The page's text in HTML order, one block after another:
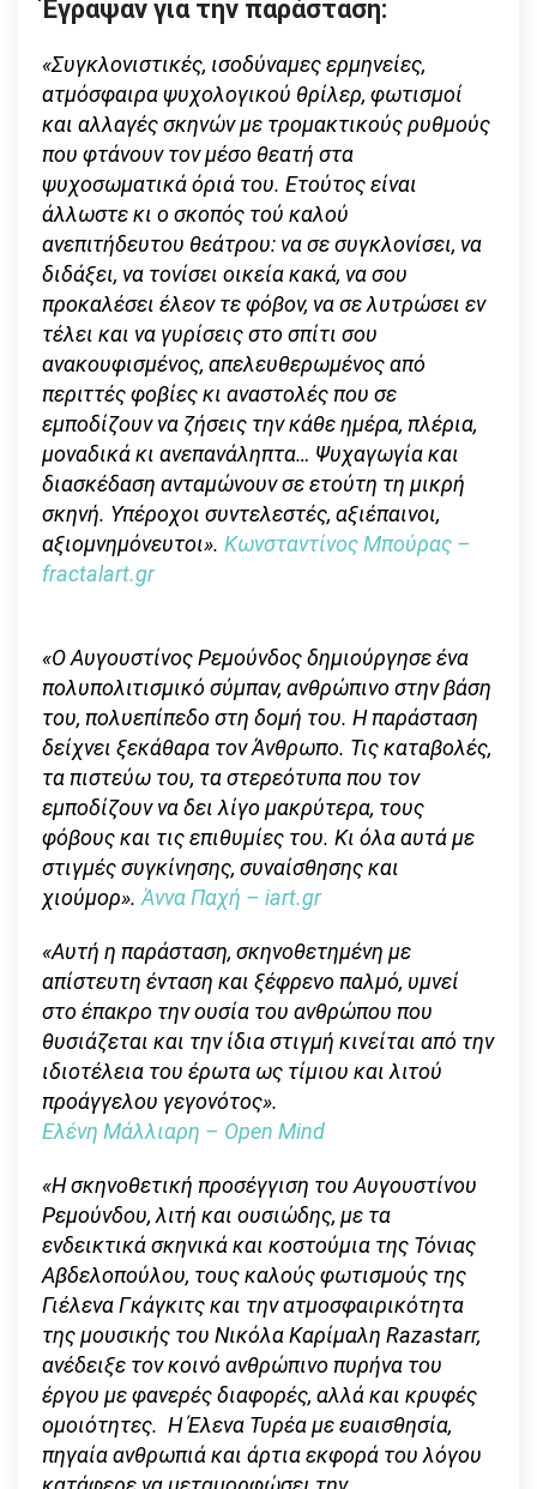
Έγραψαν για την παράσταση:
«Συγκλονιστικές, ισοδύναμες ερμηνείες,
ατμόσφαιρα ψυχολογικού θρίλερ, φωτισμοί
και αλλαγές σκηνών με τρομακτικούς ρυθμούς
που φτάνουν τον μέσο θεατή στα
ψυχοσωματικά όριά του. Ετούτος είναι
άλλωστε κι ο σκοπός τού καλού
ανεπιτήδευτου θεάτρου: να σε συγκλονίσει, να
διδάξει, να τονίσει οικεία κακά, να σου
προκαλέσει έλεον τε φόβον, να σε λυτρώσει εν
τέλει και να γυρίσεις στο σπίτι σου
ανακουφισμένος, απελευθερωμένος από
περιττές φοβίες κι αναστολές που σε
εμποδίζουν να ζήσεις την κάθε ημέρα, πλέρια,
μοναδικά κι ανεπανάληπτα… Ψυχαγωγία και
διασκέδαση ανταμώνουν σε ετούτη τη μικρή
σκηνή. Υπέροχοι συντελεστές, αξιέπαινοι,
αξιομνημόνευτοι». Κωνσταντίνος Μπούρας –
fractalart.gr
«Ο Αυγουστίνος Ρεμούνδος δημιούργησε ένα
πολυπολιτισμικό σύμπαν, ανθρώπινο στην βάση
του, πολυεπίπεδο στη δομή του. Η παράσταση
δείχνει ξεκάθαρα τον Άνθρωπο. Τις καταβολές,
τα πιστεύω του, τα στερεότυπα που τον
εμποδίζουν να δει λίγο μακρύτερα, τους
φόβους και τις επιθυμίες του. Κι όλα αυτά με
στιγμές συγκίνησης, συναίσθησης και
χιούμορ». Άννα Παχή – iart.gr
«Αυτή η παράσταση, σκηνοθετημένη με
απίστευτη ένταση και ξέφρενο παλμό, υμνεί
στο έπακρο την ουσία του ανθρώπου που
θυσιάζεται και την ίδια στιγμή κινείται από την
ιδιοτέλεια του έρωτα ως τίμιου και λιτού
προάγγελου γεγονότος».
Ελένη Μάλλιαρη – Open Mind
«Hσκηνοθετική προσέγγιση του Αυγουστίνου
Ρεμούνδου, λιτή και ουσιώδης, με τα
ενδεικτικά σκηνικά και κοστούμια της Τόνιας
Αβδελοπούλου, τους καλούς φωτισμούς της
Γιέλενα Γκάγκιτς και την ατμοσφαιρικότητα
της μουσικής του Νικόλα Καρίμαλη Razastarr,
ανέδειξε τον κοινό ανθρώπινο πυρήνα του
έργου με φανερές διαφορές, αλλά και κρυφές
ομοιότητες. Η Έλενα Τυρέα με ευαισθησία,
πηγαία ανθρωπιά και άρτια εκφορά του λόγου